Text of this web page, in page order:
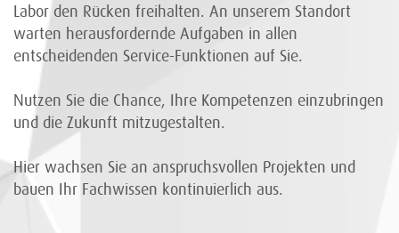
Labor den Rücken freihalten. An unserem Standort
warten herausfordernde Aufgaben in allen
entscheidenden Service-Funktionen auf Sie.
Nutzen Sie die Chance, Ihre Kompetenzen einzubringen
und die Zukunft mitzugestalten.
Hier wachsen Sie an anspruchsvollen Projekten und
bauen Ihr Fachwissen kontinuierlich aus.